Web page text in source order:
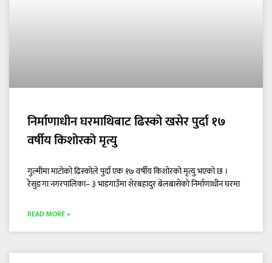
निर्माणाधीन घरमाथिबाट ढिस्को खसेर पुर्दा १७
वर्षीय किशोरको मृत्यु
गुल्मीमा माटोको ढिस्कोले पुर्दा एक १७ वर्षीय किशोरको मृत्यु भएको छ ।
रेसुङगा नगरपालिका– ३ भाडगाउँमा शेरबहादुर बेलबासेको निर्माणाधीन घरमा
READ MORE »